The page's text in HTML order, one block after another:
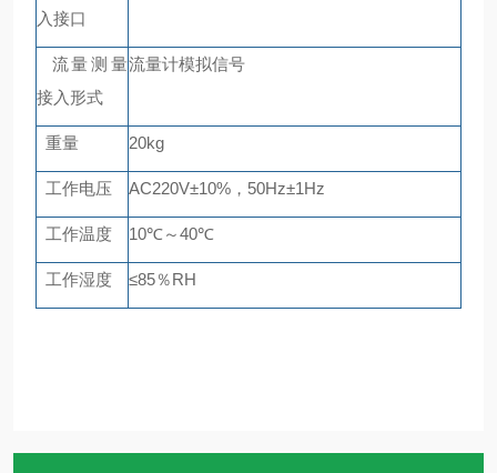
入接口
流量测量
接入形式
流量计模拟信号
重量 20kg
工作电压 AC220V±10% ， 50Hz±1Hz
工作温度 10℃～40℃
工作湿度 ≤85％RH